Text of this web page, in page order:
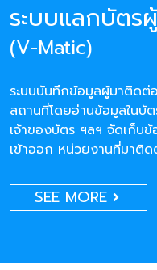
ระบบแลกบัตร
(V-Matic)
ระบบบันทึกข้อมูลผู้มาติดต่
สถานที่โดยอ่านข้อมูลในบั
เจ้าของบัตร ฯลฯ จัดเก็บข้
เข้าออก หน่วยงานที่มาติด
SEE MORE